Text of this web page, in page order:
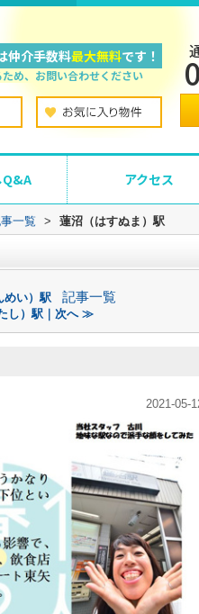
仲介手数料最大無料です！
め、お問い合わせください
Q&A アクセス
一覧 > 蓮沼（はすぬま）駅
めい）駅 記事一覧
し）駅｜次へ ≫
2021-05-